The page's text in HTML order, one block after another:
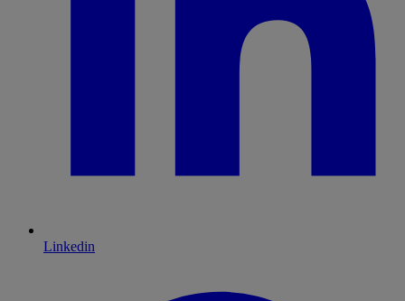
Linkedin